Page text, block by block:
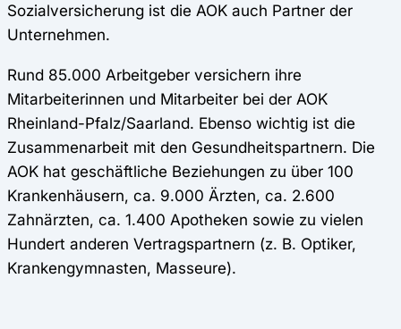
Sozialversicherung ist die AOK auch Partner der
Unternehmen.
Rund 85.000 Arbeitgeber versichern ihre
Mitarbeiterinnen und Mitarbeiter bei der AOK
Rheinland-Pfalz/Saarland. Ebenso wichtig ist die
Zusammenarbeit mit den Gesundheitspartnern. Die
AOK hat geschäftliche Beziehungen zu über 100
Krankenhäusern, ca. 9.000 Ärzten, ca. 2.600
Zahnärzten, ca. 1.400 Apotheken sowie zu vielen
Hundert anderen Vertragspartnern (z. B. Optiker,
Krankengymnasten, Masseure).